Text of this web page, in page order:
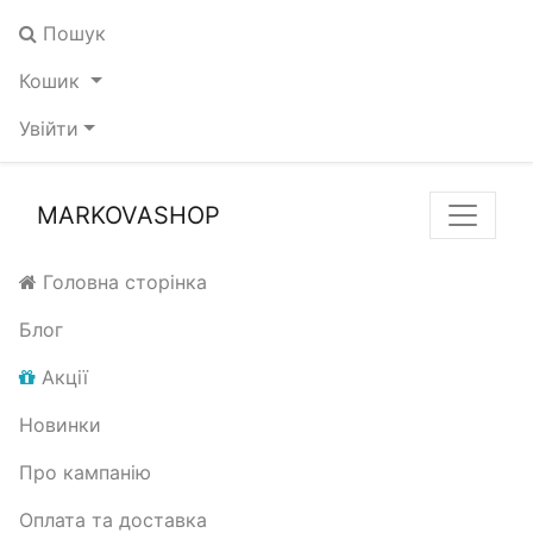
Пошук
Кошик
Увійти
MARKOVASHOP
Головна сторінка
Блог
Акції
Новинки
Про кампанію
Оплата та доставка